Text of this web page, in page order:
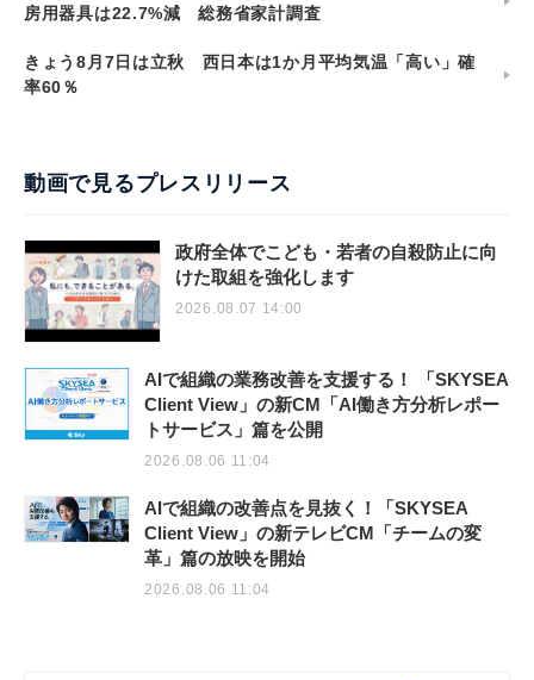
房用器具は22.7%減 総務省家計調査
きょう8月7日は立秋 西日本は1か月平均気温「高い」確
率60％
動画で見るプレスリリース
政府全体でこども・若者の自殺防止に向
けた取組を強化します
2026.08.07 14:00
AIで組織の業務改善を支援する！ 「SKYSEA
Client View」の新CM「AI働き方分析レポー
トサービス」篇を公開
2026.08.06 11:04
AIで組織の改善点を見抜く！「SKYSEA
Client View」の新テレビCM「チームの変
革」篇の放映を開始
2026.08.06 11:04